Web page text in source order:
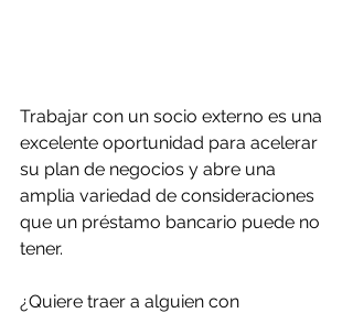
Trabajar con un socio externo es una
excelente oportunidad para acelerar
su plan de negocios y abre una
amplia variedad de consideraciones
que un préstamo bancario puede no
tener.
¿Quiere traer a alguien con